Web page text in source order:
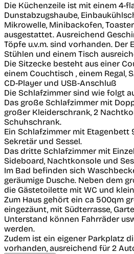
Die Küchenzeile ist mit einem 4-
Dunstabzugshaube,
Mikrowelle, Minibackofen,
ausgestattet. Ausreichend
Töpfe u.v.m. sind vorhanden. Der
Stühlen und einem Tisch
Die Sitzecke besteht aus einer
einem Couchtisch , einem Regal,
CD-Player und USB-Anschluß
Die Schlafzimmer sind wie folgt
Das große Schlafzimmer mit
großer Kleiderschrank, 2
Schuhschrank.
Ein Schlafzimmer mit Etagenbett
Sekretär und Sessel.
Das dritte Schlafzimmer mit
Sideboard, Nachtkonsole und
Im Bad befinden sich
geräumige Dusche. Neben dem
die Gästetoilette mit WC und
Zum Haus gehört ein ca 500qm
eingezäunt, mit Südterrasse,
Unterstand können Fahrräder
werden.
Zudem ist ein eigener Parkplatz
vorhanden, ausreichend für 2